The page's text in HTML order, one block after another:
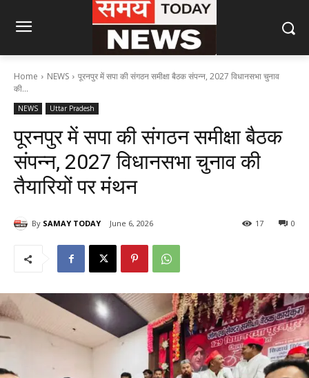
Home NEWS
पूरनपुर में सपा की संगठन समीक्षा बैठक संपन्न, 2027 विधानसभा चुनाव
की...
NEWS Uttar Pradesh
पूरनपुर में सपा की संगठन समीक्षा बैठक
संपन्न, 2027 विधानसभा चुनाव की
तैयारियों पर मंथन
By SAMAY TODAY June 6, 2026 0
17